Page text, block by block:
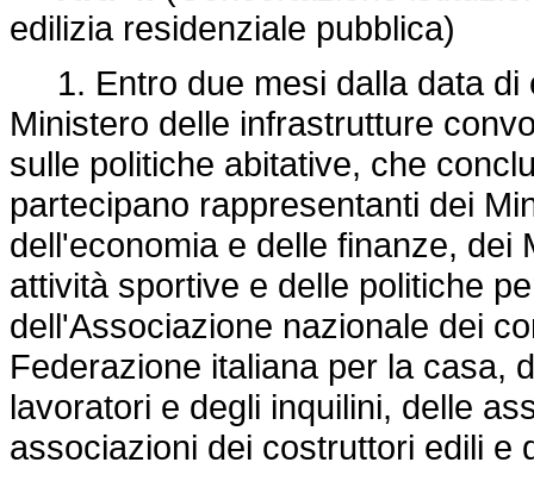
edilizia residenziale pubblica)
1. Entro due mesi dalla data di
Ministero delle infrastrutture
sulle politiche abitative, che
partecipano rappresentanti dei
dell'economia e delle finanze, dei
attività sportive e delle politiche
dell'Associazione nazionale dei
Federazione italiana per la casa,
lavoratori e degli inquilini, delle
associazioni dei costruttori edili e